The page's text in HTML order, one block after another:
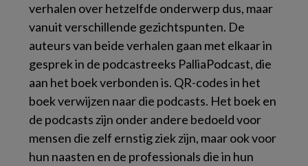
verhalen over hetzelfde onderwerp dus, maar
vanuit verschillende gezichtspunten. De
auteurs van beide verhalen gaan met elkaar in
gesprek in de podcastreeks PalliaPodcast, die
aan het boek verbonden is. QR-codes in het
boek verwijzen naar die podcasts. Het boek en
de podcasts zijn onder andere bedoeld voor
mensen die zelf ernstig ziek zijn, maar ook voor
hun naasten en de professionals die in hun